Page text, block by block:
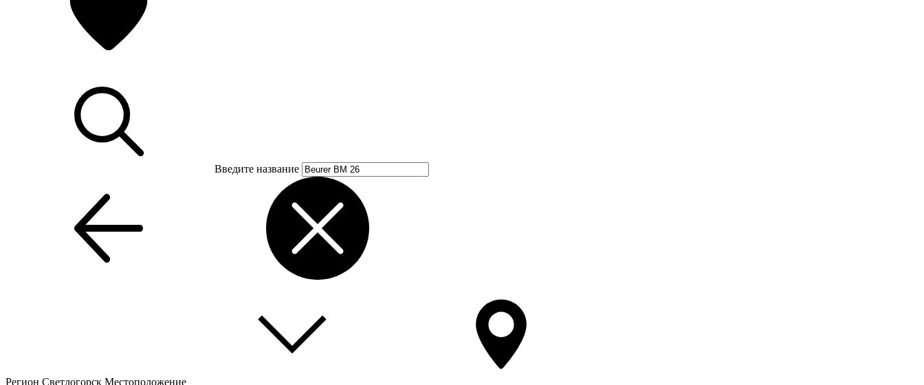
Введите название
Регион Светлогорск Местоположение